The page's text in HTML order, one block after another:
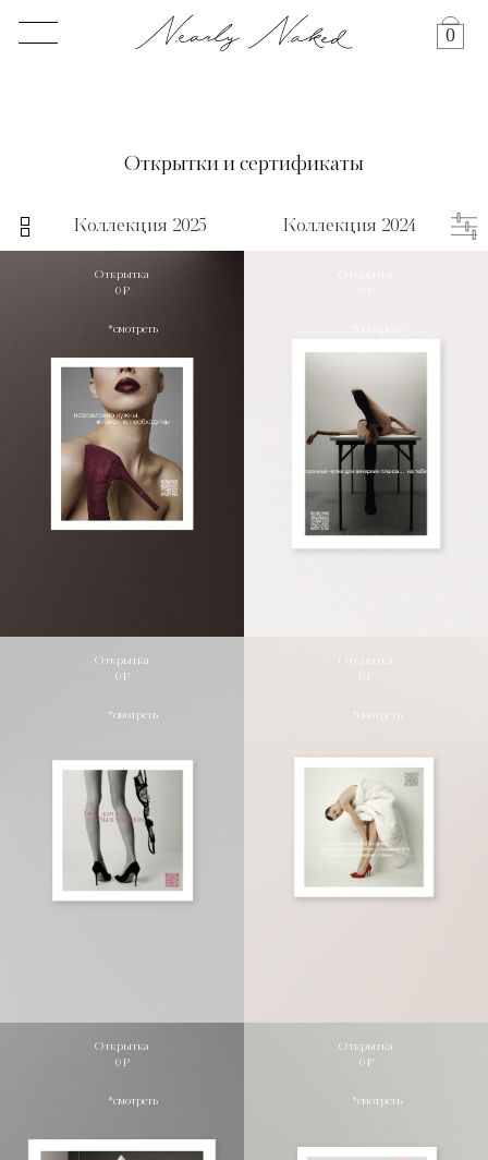
0
Открытки и сертификаты
Коллекция 2025 Коллекция 2024
Открытка
0 ₽
*смотреть
Открытка
0 ₽
*смотреть
Открытка
0 ₽
*смотреть
Открытка
0 ₽
*смотреть
Открытка
0 ₽
*смотреть